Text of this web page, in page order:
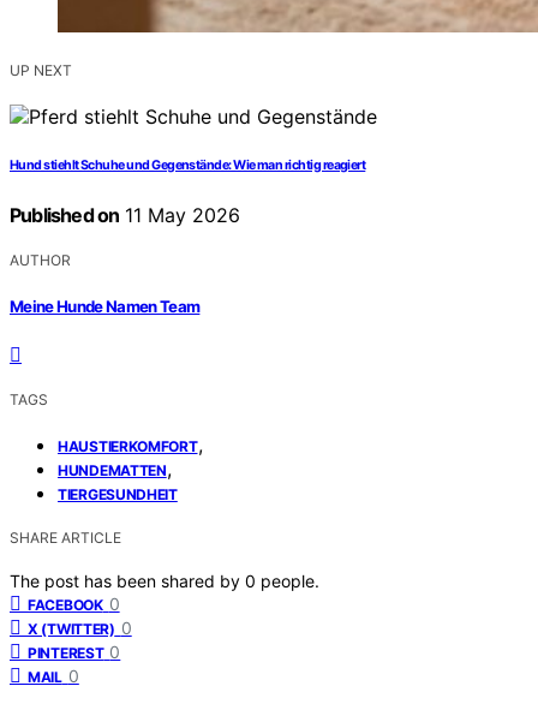
UP NEXT
Hund stiehlt Schuhe und Gegenstände: Wie man richtig reagiert
Published on 11 May 2026
AUTHOR
Meine Hunde Namen Team
TAGS
HAUSTIERKOMFORT,
HUNDEMATTEN,
TIERGESUNDHEIT
SHARE ARTICLE
The post has been shared by 0 people.
FACEBOOK 0
X (TWITTER) 0
PINTEREST 0
MAIL 0